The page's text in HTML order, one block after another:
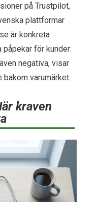
på Trustpilot,
plattformar
är konkreta
för kunder:
negativa, visar
varumärket.
kraven